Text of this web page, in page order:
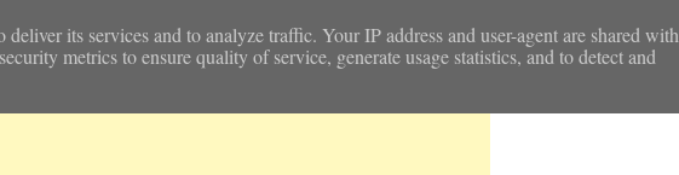
its services and to analyze traffic. Your IP address and user-agent are shared with
metrics to ensure quality of service, generate usage statistics, and to detect and